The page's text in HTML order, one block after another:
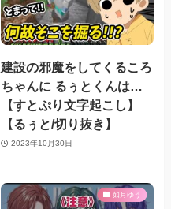
建設の邪魔をしてくるころ
ちゃんに るぅとくんは…
【すとぷり文字起こし】
【るぅと/切り抜き】
2023年10月30日
如月ゆう